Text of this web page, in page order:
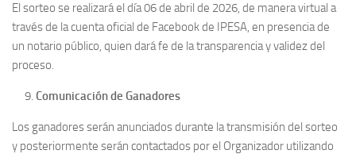
El sorteo se realizará el día 06 de abril de 2026, de manera virtual a
través de la cuenta oficial de Facebook de IPESA, en presencia de
un notario público, quien dará fe de la transparencia y validez del
proceso.
Comunicación de Ganadores
Los ganadores serán anunciados durante la transmisión del sorteo
y posteriormente serán contactados por el Organizador utilizando